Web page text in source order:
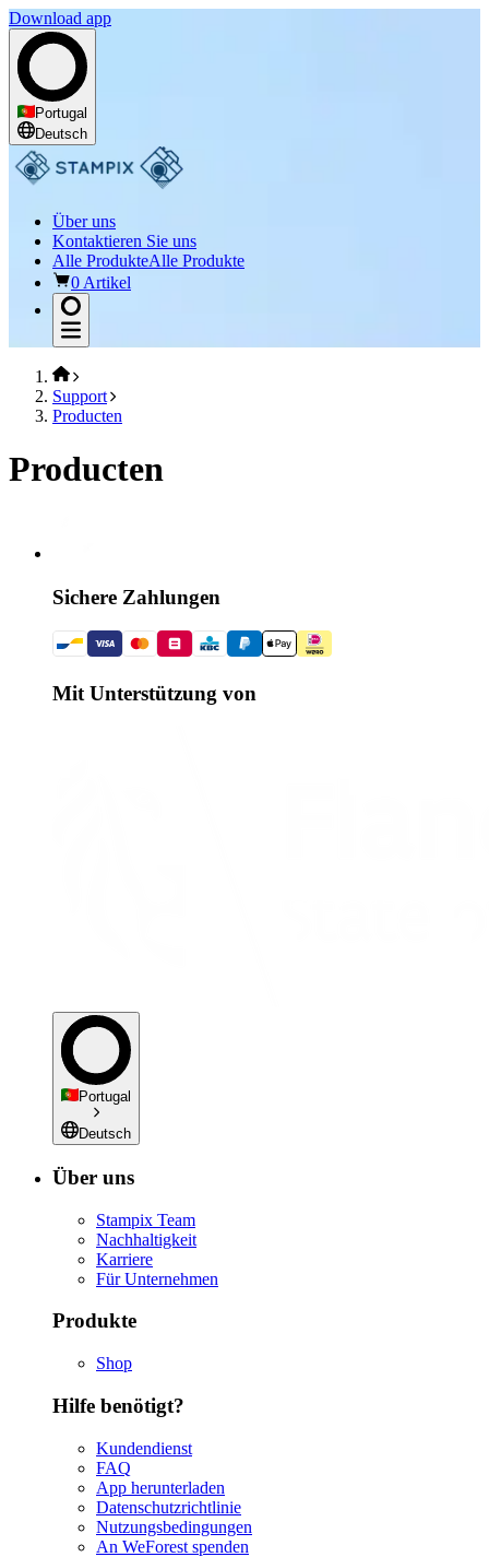
Download app
Portugal
Deutsch
Über uns
Kontaktieren Sie uns
Alle ProdukteAlle Produkte
0 Artikel
Support
Producten
Producten
Sichere Zahlungen
Mit Unterstützung von
Portugal
Deutsch
Über uns
Stampix Team
Nachhaltigkeit
Karriere
Für Unternehmen
Produkte
Shop
Hilfe benötigt?
Kundendienst
FAQ
App herunterladen
Datenschutzrichtlinie
Nutzungsbedingungen
An WeForest spenden